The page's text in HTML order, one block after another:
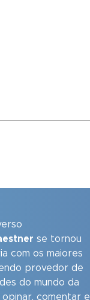
se tornou
com os maiores
provedor de
do mundo da
comentar e